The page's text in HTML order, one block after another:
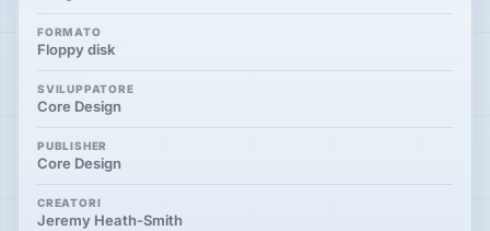
FORMATO
Floppy disk
SVILUPPATORE
Core Design
PUBLISHER
Core Design
CREATORI
Jeremy Heath-Smith